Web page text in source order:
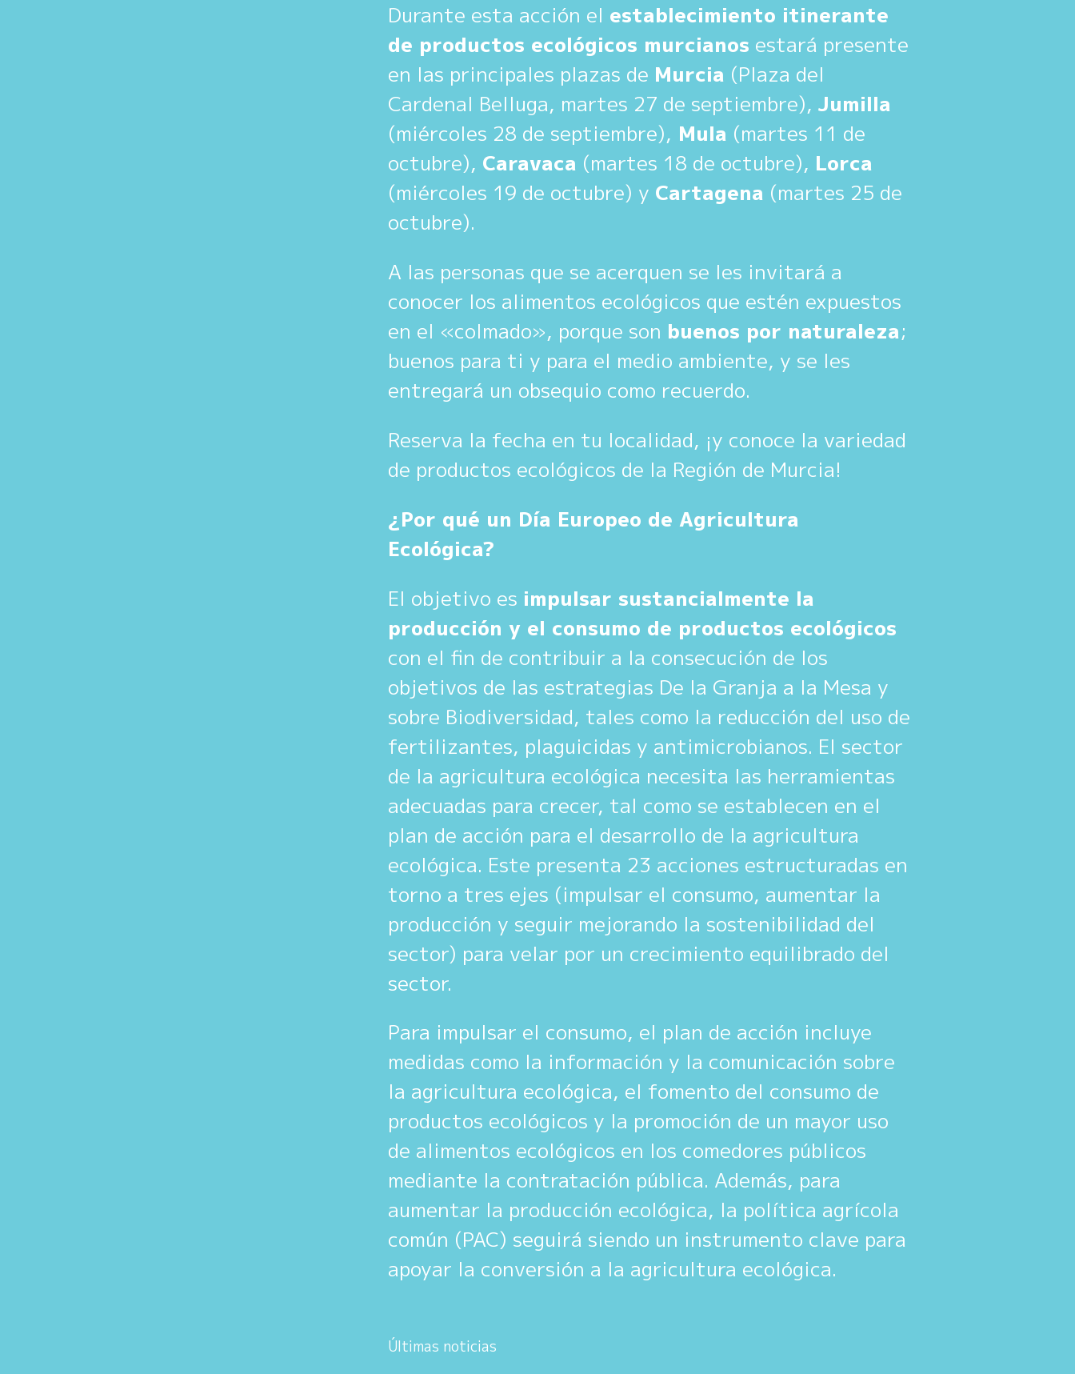
Durante esta acción el establecimiento itinerante
de productos ecológicos murcianos estará presente
en las principales plazas de Murcia (Plaza del
Cardenal Belluga, martes 27 de septiembre),Jumilla
(miércoles 28 de septiembre), Mula (martes 11 de
octubre), Caravaca (martes 18 de octubre), Lorca
(miércoles 19 de octubre) y Cartagena (martes 25 de
octubre).
A las personas que se acerquen se les invitará a
conocer los alimentos ecológicos que estén expuestos
en el «colmado», porque son buenos por naturaleza;
buenos para ti y para el medio ambiente, y se les
entregará un obsequio como recuerdo.
Reserva la fecha en tu localidad, ¡y conoce la variedad
de productos ecológicos de la Región de Murcia!
¿Por qué un Día Europeo de Agricultura
Ecológica?
El objetivo es impulsar sustancialmente la
producción y el consumo de productos ecológicos
con el fin de contribuir a la consecución de los
objetivos de las estrategias De la Granja a la Mesa y
sobre Biodiversidad, tales como la reducción del uso de
fertilizantes, plaguicidas y antimicrobianos. El sector
de la agricultura ecológica necesita las herramientas
adecuadas para crecer, tal como se establecen en el
plan de acción para el desarrollo de la agricultura
ecológica. Este presenta 23 acciones estructuradas en
torno a tres ejes (impulsar el consumo, aumentar la
producción y seguir mejorando la sostenibilidad del
sector) para velar por un crecimiento equilibrado del
sector.
Para impulsar el consumo, el plan de acción incluye
medidas como la información y la comunicación sobre
la agricultura ecológica, el fomento del consumo de
productos ecológicos y la promoción de un mayor uso
de alimentos ecológicos en los comedores públicos
mediante la contratación pública. Además, para
aumentar la producción ecológica, la política agrícola
común (PAC) seguirá siendo un instrumento clave para
apoyar la conversión a la agricultura ecológica.
Últimas noticias